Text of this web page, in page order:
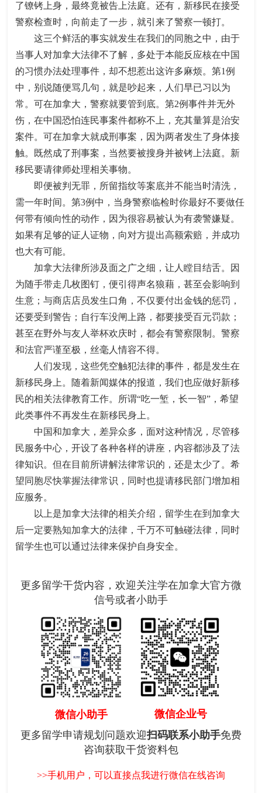
了镣铐上身，最终竟被告上法庭。还有，新移民在接受
警察检查时，向前走了一步，就引来了警察一顿打。
这三个鲜活的事实就发生在我们的同胞之中，由于
当事人对加拿大法律不了解，多处于本能反应核在中国
的习惯办法处理事件，却不想惹出这许多麻烦。第1例
中，别说随便骂几句，就是吵起来，人们早已习以为
常。可在加拿大，警察就要管到底。第2例事件并无外
伤，在中国恐怕连民事案件都称不上，充其量算是治安
案件。可在加拿大就成刑事案，因为两者发生了身体接
触。既然成了刑事案，当然要被搜身并被铐上法庭。新
移民要请律师处理相关事物。
即便被判无罪，所留指纹等案底并不能当时清洗，
需一年时间。第3例中，当身警察临检时你最好不要做任
何带有倾向性的动作，因为很容易被认为有袭警嫌疑。
如果有足够的证人证物，向对方提出高额索赔，并成功
也大有可能。
加拿大法律所涉及面之广之细，让人瞠目结舌。因
为随手带走几枚图钉，便引得声名狼藉，甚至会影响到
生意；与商店店员发生口角，不仅要付出金钱的惩罚，
还要受到警告；自行车没闸上路，都要接受百元罚款；
甚至在野外与友人举杯欢庆时，都会有警察限制。警察
和法官严谨至极，丝毫人情容不得。
人们发现，这些凭空触犯法律的事件，都是发生在
新移民身上。随着新闻媒体的报道，我们也应做好新移
民的相关法律教育工作。所谓“吃一堑，长一智”，希望
此类事件不再发生在新移民身上。
中国和加拿大，差异众多，面对这种情况，尽管移
民服务中心，开设了各种各样的讲座，内容都涉及了法
律知识。但在目前所讲解法律常识的，还是太少了。希
望同胞尽快掌握法律常识，同时也提请移民部门增加相
应服务。
以上是加拿大法律的相关介绍，留学生在到加拿大
后一定要熟知加拿大的法律，千万不可触碰法律，同时
留学生也可以通过法律来保护自身安全。
更多留学干货内容，欢迎关注学在加拿大官方微
信号或者小助手
微信小助手
微信企业号
更多留学申请规划问题欢迎扫码联系小助手免费
咨询获取干货资料包
>>手机用户，可以直接点我进行微信在线咨询